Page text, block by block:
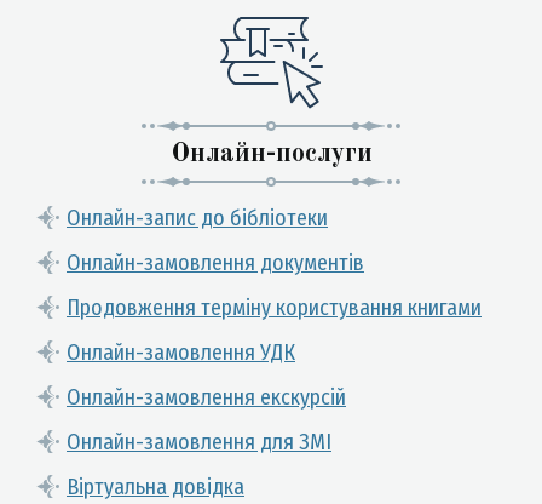
Онлайн-послуги
Онлайн-запис до бібліотеки
Онлайн-замовлення документів
Продовження терміну користування книгами
Онлайн-замовлення УДК
Онлайн-замовлення екскурсій
Онлайн-замовлення для ЗМІ
Віртуальна довідка